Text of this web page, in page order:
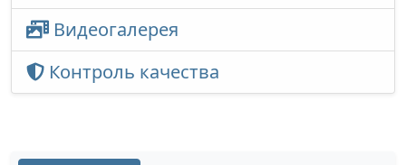
Видеогалерея
Контроль качества